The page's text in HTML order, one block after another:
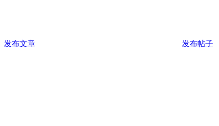
发布文章 发布帖子